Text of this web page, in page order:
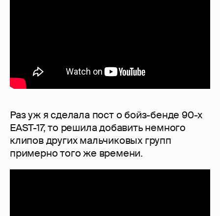
Раз уж я сделала пост о бойз-бенде 90-х
EAST-17, то решила добавить немного
клипов других мальчиковых групп
примерно того же времени.